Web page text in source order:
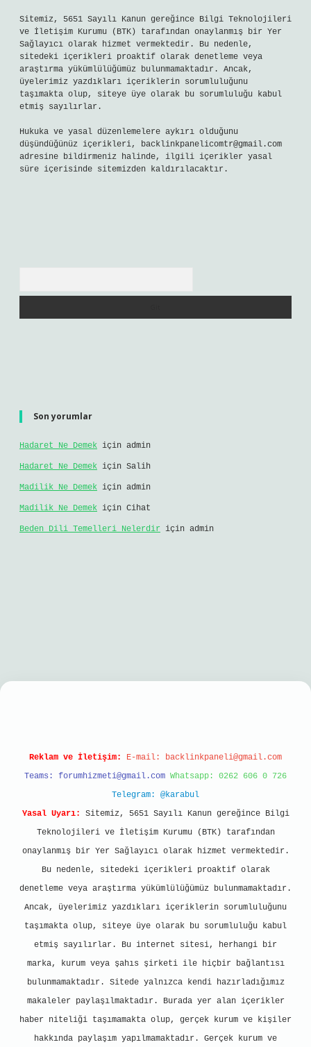
Sitemiz, 5651 Sayılı Kanun gereğince Bilgi Teknolojileri
ve İletişim Kurumu (BTK) tarafından onaylanmış bir Yer
Sağlayıcı olarak hizmet vermektedir. Bu nedenle,
sitedeki içerikleri proaktif olarak denetleme veya
araştırma yükümlülüğümüz bulunmamaktadır. Ancak,
üyelerimiz yazdıkları içeriklerin sorumluluğunu
taşımakta olup, siteye üye olarak bu sorumluluğu kabul
etmiş sayılırlar.
Hukuka ve yasal düzenlemelere aykırı olduğunu
düşündüğünüz içerikleri, backlinkpanelicomtr@gmail.com
adresine bildirmeniz halinde, ilgili içerikler yasal
süre içerisinde sitemizden kaldırılacaktır.
Son yorumlar
Hadaret Ne Demek için admin
Hadaret Ne Demek için Salih
Madilik Ne Demek için admin
Madilik Ne Demek için Cihat
Beden Dili Temelleri Nelerdir için admin
giriş
Reklam ve İletişim: E-mail: backlinkpaneli@gmail.com
Teams: forumhizmeti@gmail.com Whatsapp: 0262 606 0 726
Telegram: @karabul
Yasal Uyarı:
Sitemiz, 5651 Sayılı Kanun gereğince Bilgi
Teknolojileri ve İletişim Kurumu (BTK) tarafından
onaylanmış bir Yer Sağlayıcı olarak hizmet vermektedir.
Bu nedenle, sitedeki içerikleri proaktif olarak
denetleme veya araştırma yükümlülüğümüz bulunmamaktadır.
Ancak, üyelerimiz yazdıkları içeriklerin sorumluluğunu
taşımakta olup, siteye üye olarak bu sorumluluğu kabul
etmiş sayılırlar. Bu internet sitesi, herhangi bir
marka, kurum veya şahıs şirketi ile hiçbir bağlantısı
bulunmamaktadır. Sitede yalnızca kendi hazırladığımız
makaleler paylaşılmaktadır. Burada yer alan içerikler
haber niteliği taşımamakta olup, gerçek kurum ve kişiler
hakkında paylaşım yapılmamaktadır. Gerçek kurum ve